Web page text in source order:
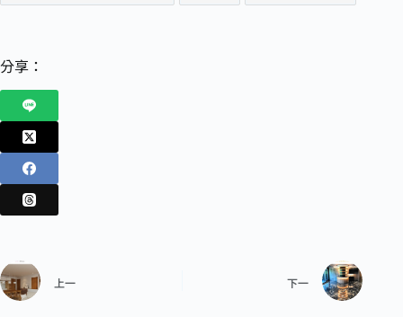
分享：
上一 下一